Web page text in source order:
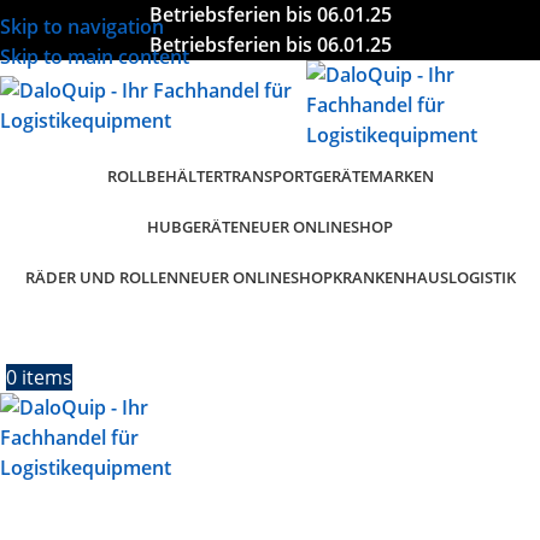
Skip to navigation
Skip to main content
Betriebsferien bis 06.01.25
Betriebsferien bis 06.01.25
ROLLBEHÄLTERTRANSPORTGERÄTEMARKEN
HUBGERÄTENEUER ONLINESHOP
RÄDER UND ROLLENNEUER ONLINESHOPKRANKENHAUSLOGISTIK
0 items